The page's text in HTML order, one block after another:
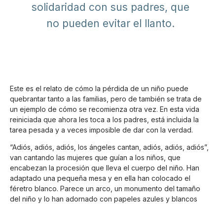
solidaridad con sus padres, que
no pueden evitar el llanto.
Este es el relato de cómo la pérdida de un niño puede
quebrantar tanto a las familias, pero de también se trata de
un ejemplo de cómo se recomienza otra vez. En esta vida
reiniciada que ahora les toca a los padres, está incluida la
tarea pesada y a veces imposible de dar con la verdad.
“Adiós, adiós, adiós, los ángeles cantan, adiós, adiós, adiós”,
van cantando las mujeres que guían a los niños, que
encabezan la procesión que lleva el cuerpo del niño. Han
adaptado una pequeña mesa y en ella han colocado el
féretro blanco. Parece un arco, un monumento del tamaño
del niño y lo han adornado con papeles azules y blancos